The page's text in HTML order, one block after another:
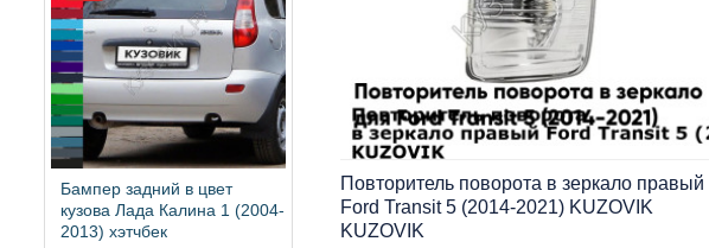
Бампер задний в цвет
кузова Лада Калина 1 (2004-
2013) хэтчбек
Повторитель поворота в зеркало правый
Ford Transit 5 (2014-2021) KUZOVIK
KUZOVIK